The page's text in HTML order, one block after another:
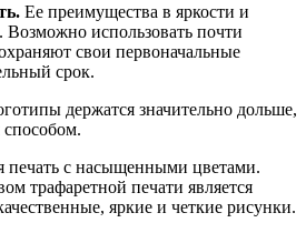
Ее преимущества в яркости и
Возможно использовать почти
свои первоначальные
срок.
держатся значительно дольше,
печать с насыщенными цветами.
трафаретной печати является
яркие и четкие рисунки.